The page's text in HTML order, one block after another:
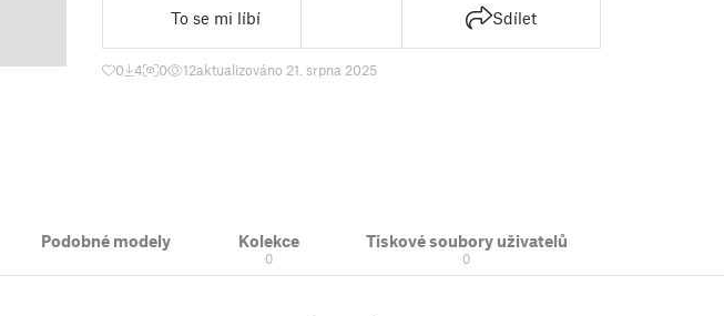
To se mi líbí Sdílet
0 4 0 12aktualizováno 21. srpna 2025
Podobné modely Kolekce
0
Tiskové soubory uživatelů
0